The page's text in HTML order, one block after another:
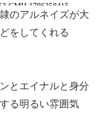
のアルネイズが大
をしてくれる
とエイナルと身分
る明るい雰囲気